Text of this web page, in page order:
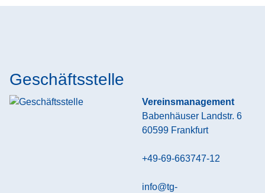
Geschäftsstelle
Vereinsmanagement
Babenhäuser Landstr. 6
60599 Frankfurt
+49-69-663747-12
info@tg-